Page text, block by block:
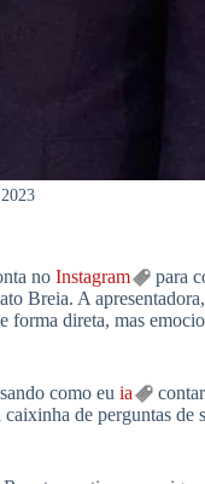
no Instagram
para
Breia. A
forma direta, mas
como eu ia
de perguntas de